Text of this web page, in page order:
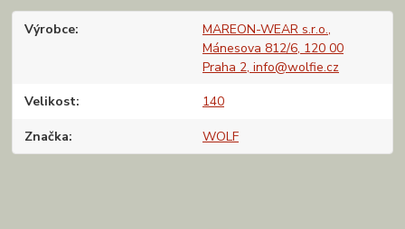
Výrobce
MAREON-WEAR s.r.o.,
Mánesova 812/6, 120 00
Praha 2, info@wolfie.cz
Velikost 140
Značka WOLF